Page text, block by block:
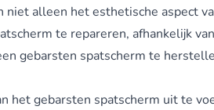
alleen het esthetische aspect
te repareren, afhankelijk
gebarsten spatscherm te
gebarsten spatscherm uit te